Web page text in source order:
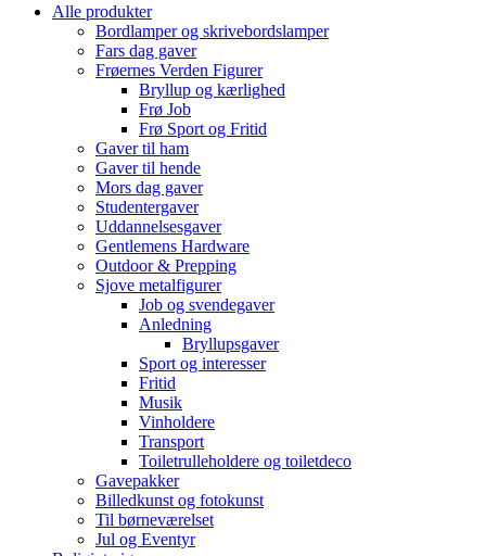
Alle produkter
Bordlamper og skrivebordslamper
Fars dag gaver
Frøernes Verden Figurer
Bryllup og kærlighed
Frø Job
Frø Sport og Fritid
Gaver til ham
Gaver til hende
Mors dag gaver
Studentergaver
Uddannelsesgaver
Gentlemens Hardware
Outdoor & Prepping
Sjove metalfigurer
Job og svendegaver
Anledning
Bryllupsgaver
Sport og interesser
Fritid
Musik
Vinholdere
Transport
Toiletrulleholdere og toiletdeco
Gavepakker
Billedkunst og fotokunst
Til børneværelset
Jul og Eventyr